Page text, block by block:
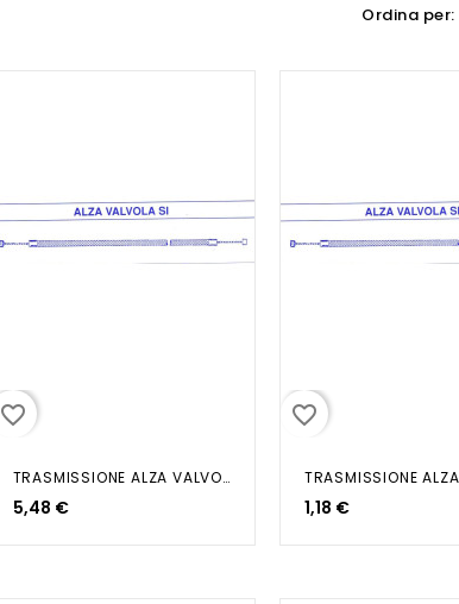
Ordina per:
favorite_border
TRASMISSIONE ALZA VALVOLA SI...
5,48 €
favorite_border
1,18 €